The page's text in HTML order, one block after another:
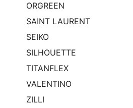
ORGREEN
SAINT LAURENT
SEIKO
SILHOUETTE
TITANFLEX
VALENTINO
ZILLI